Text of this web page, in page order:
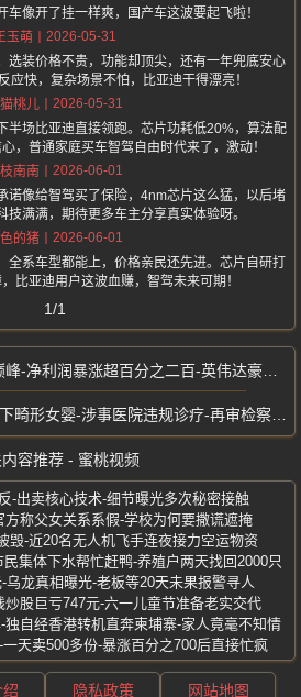
车像开了挂一样爽，国产车这波要起飞啦！
玉萌
2026-05-31
选装价格不贵，功能却顶尖，还有一年兜底安心
应快，复杂场景不怕，比亚迪干得漂亮！
桃儿
2026-05-31
半场比亚迪直接领跑。芯片功耗低20%，算法配
，普通家庭买车智驾自由时代来了，激动！
南南
2026-06-01
诺像给智驾买了保险，4nm芯片这么猛，以后堵
技满满，期待更多车主分享真实体验呀。
的猪
2026-06-01
系车型都能上，价格亲民还先进。芯片自研打
比亚迪用户这波血赚，智驾未来可期！
1/1
润暴涨超百分之二百-英伟达豪掷10亿美元入场
女婴-涉事医院违规诊疗-再审检察建议推动改判
容推荐 - 蜜桃视频
-出卖核心技术-细节曝光多次秘密接触
称父女关系系假-学校为何要撒谎遮掩
毁-近20名无人机飞手连夜接力空运物资
集体下水帮忙赶鸭-养殖户两天找回2000只
乌龙真相曝光-老板等20天未果报警寻人
股巨亏747元-六一儿童节准备老实交代
自经香港转机直奔柬埔寨-家人竟毫不知情
天卖500多份-暴涨百分之700后直接忙疯
绍 隐私政策 网站地图